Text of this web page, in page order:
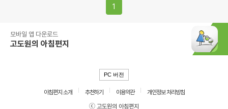
1
모바일 앱 다운로드
고도원의 아침편지
PC 버전
아침편지 소개 추천하기 이용약관
개인정보 처리방침
ⓒ 고도원의 아침편지